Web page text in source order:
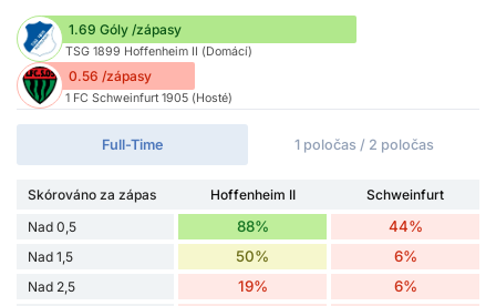
1.69 Góly /zápasy
TSG 1899 Hoffenheim II (Domácí)
0.56 /zápasy
1 FC Schweinfurt 1905 (Hosté)
Full-Time 1 poločas / 2 poločas
Skórováno za zápas Hoffenheim II
Schweinfurt
Nad 0,5
88% 44%
Nad 1,5 50% 6%
Nad 2,5 19% 6%